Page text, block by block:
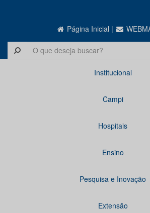
Página Inicial |
Institucional
Campi
Hospitais
Ensino
Pesquisa e Inovação
Extensão